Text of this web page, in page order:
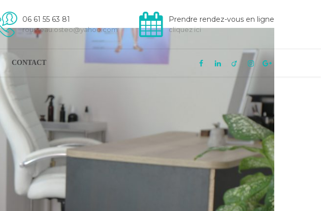
06 61 55 63 81
rousseau.osteo@yahoo.com
Prendre rendez-vous en ligne
cliquez ici
CONTACT